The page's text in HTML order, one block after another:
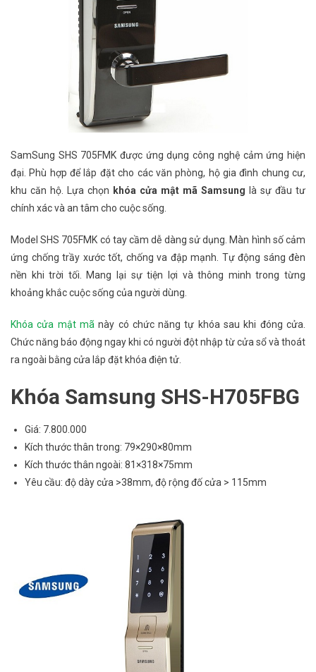
SamSung SHS 705FMK được ứng dụng công nghệ cảm ứng hiện
đại. Phù hợp để lắp đặt cho các văn phòng, hộ gia đình chung cư,
khu căn hộ. Lựa chọn khóa cửa mật mã Samsung là sự đầu tư
chính xác và an tâm cho cuộc sống.
Model SHS 705FMK có tay cầm dễ dàng sử dụng. Màn hình số cảm
ứng chống trầy xước tốt, chống va đập mạnh. Tự động sáng đèn
nền khi trời tối. Mang lại sự tiện lợi và thông minh trong từng
khoảng khắc cuộc sống của người dùng.
Khóa cửa mật mãnày có chức năng tự khóa sau khi đóng cửa.
Chức năng báo động ngay khi có người đột nhập từ cửa sổ và thoát
ra ngoài bằng cửa lắp đặt khóa điện tử.
Khóa Samsung SHS-H705FBG
Giá: 7.800.000
Kích thước thân trong: 79×290×80mm
Kích thước thân ngoài: 81×318×75mm
Yêu cầu: độ dày cửa >38mm, độ rộng đố cửa > 115mm